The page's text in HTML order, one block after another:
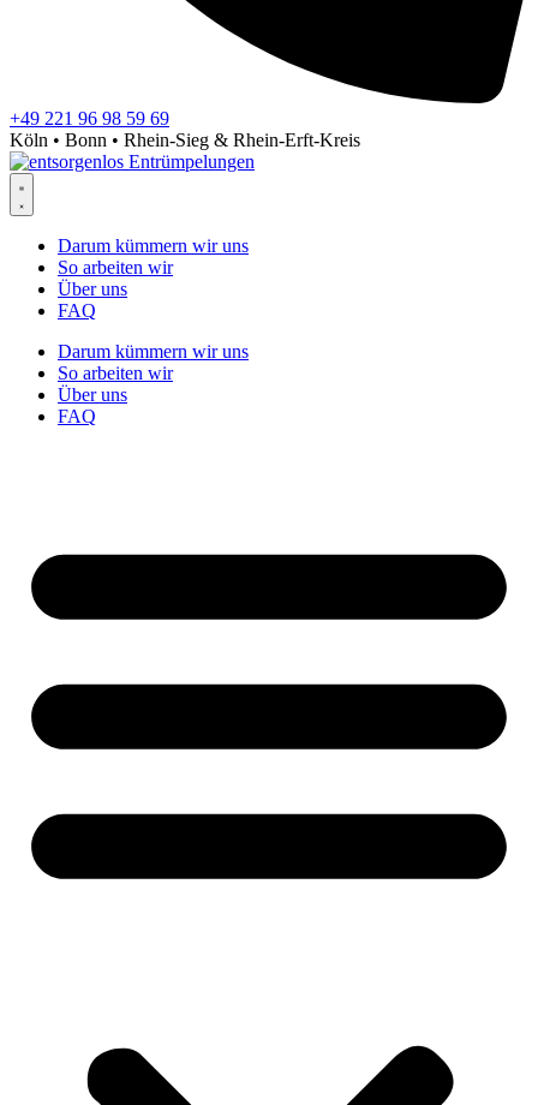
+49 221 96 98 59 69
Köln • Bonn • Rhein-Sieg & Rhein-Erft-Kreis
Darum kümmern wir uns
So arbeiten wir
Über uns
FAQ
Darum kümmern wir uns
So arbeiten wir
Über uns
FAQ